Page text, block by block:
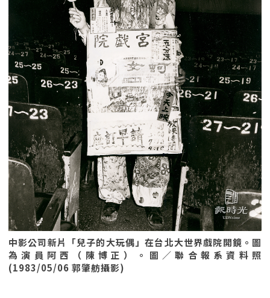
中影公司新片「兒子的大玩偶」在台北大世界戲院開鏡。圖
為演員阿西（陳博正）。圖／聯合報系資料照
(1983/05/06 郭肇舫攝影)